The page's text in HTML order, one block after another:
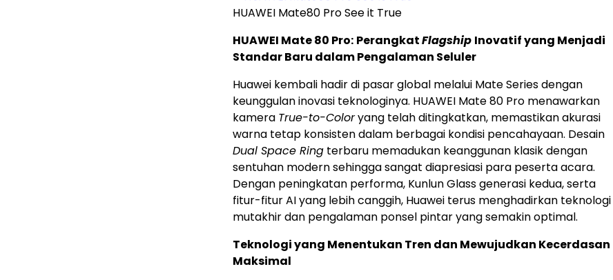
HUAWEI Mate80 Pro See it True
HUAWEI Mate 80 Pro: PerangkatFlagship Inovatif yang Menjadi
Standar Baru dalam Pengalaman Seluler
Huawei kembali hadir di pasar global melalui Mate Series dengan
keunggulan inovasi teknologinya. HUAWEI Mate 80 Pro menawarkan
kamera True-to-Coloryang telah ditingkatkan, memastikan akurasi
warna tetap konsisten dalam berbagai kondisi pencahayaan. Desain
Dual Space Ring terbaru memadukan keanggunan klasik dengan
sentuhan modern sehingga sangat diapresiasi para peserta acara.
Dengan peningkatan performa, Kunlun Glass generasi kedua, serta
fitur-fitur AI yang lebih canggih, Huawei terus menghadirkan teknologi
mutakhir dan pengalaman ponsel pintar yang semakin optimal.
Teknologi yang Menentukan Tren dan Mewujudkan Kecerdasan
Maksimal